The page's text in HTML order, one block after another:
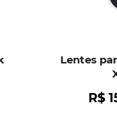
Lentes
R$